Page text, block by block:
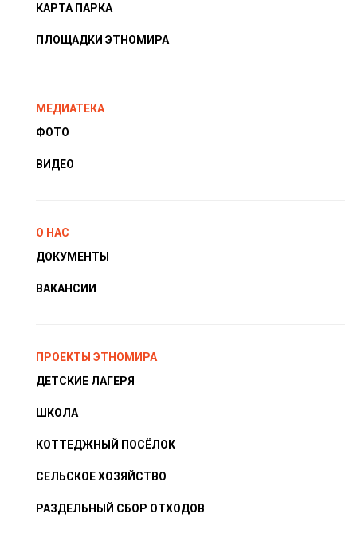
КАРТА ПАРКА
ПЛОЩАДКИ ЭТНОМИРА
МЕДИАТЕКА
ФОТО
ВИДЕО
О НАС
ДОКУМЕНТЫ
ВАКАНСИИ
ПРОЕКТЫ ЭТНОМИРА
ДЕТСКИЕ ЛАГЕРЯ
ШКОЛА
КОТТЕДЖНЫЙ ПОСЁЛОК
СЕЛЬСКОЕ ХОЗЯЙСТВО
РАЗДЕЛЬНЫЙ СБОР ОТХОДОВ